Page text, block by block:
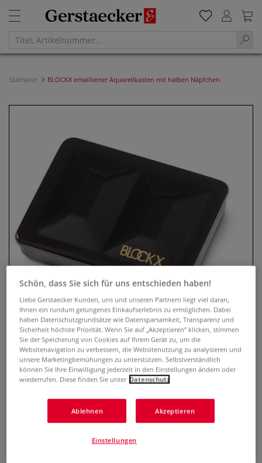
Startseite BLOCKX emaillierter Aquarellkasten mit halben Näpfchen
BLOCKX emaillierter
Aquarellkasten mit halben
Näpfchen
Schön, dass Sie sich für uns entschieden haben!
Liebe Gerstaecker Kunden, uns und unseren Partnern liegt viel daran,
Ihnen ein rundum gelungenes Einkaufserlebnis zu ermöglichen. Dabei
haben Datenschutzgrundsätze wie Datensparsamkeit, Transparenz und
Sicherheit höchste Priorität. Wenn Sie auf „Akzeptieren“ klicken, stimmen
Sie der Speicherung von Cookies auf Ihrem Gerät zu, um die
Websitenavigation zu verbessern, die Websitenutzung zu analysieren und
unsere Marketingbemühungen zu unterstützen. Selbstverständlich
können Sie Ihre Einwilligung jederzeit in den Einstellungen ändern oder
wiederrufen. Diese finden Sie unter Datenschutz
Ablehnen Akzeptieren
Einstellungen